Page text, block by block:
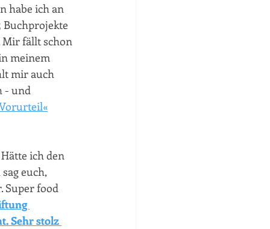
habe ich an
Buchprojekte
Mir fällt schon
meinem
mir auch
- und
ich den
euch,
Super food
Sehr stolz